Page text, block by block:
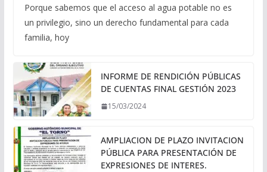
Porque sabemos que el acceso al agua potable no es
un privilegio, sino un derecho fundamental para cada
familia, hoy
INFORME DE RENDICIÓN PÚBLICAS
DE CUENTAS FINAL GESTIÓN 2023
15/03/2024
AMPLIACION DE PLAZO INVITACION
PÚBLICA PARA PRESENTACIÓN DE
EXPRESIONES DE INTERES.